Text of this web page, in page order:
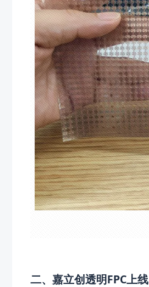
二、嘉立创透明FPC上线